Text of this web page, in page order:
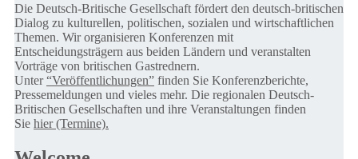
Die Deutsch-Britische Gesellschaft fördert den deutsch-britischen
Dialog zu kulturellen, politischen, sozialen und wirtschaftlichen
Themen. Wir organisieren Konferenzen mit
Entscheidungsträgern aus beiden Ländern und veranstalten
Vorträge von britischen Gastrednern.
Unter“Veröffentlichungen” finden Sie Konferenzberichte,
Pressemeldungen und vieles mehr. Die regionalen Deutsch-
Britischen Gesellschaften und ihre Veranstaltungen finden
Sie hier (Termine).